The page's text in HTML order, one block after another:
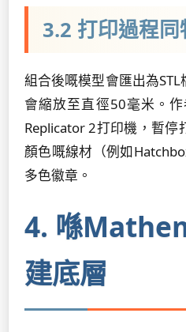
3.2 打印過程
組合後嘅模型會匯出為
會縮放至直徑50毫米。
Replicator 2打印機，暫停
顏色嘅線材（例如
多色徽章。
4. 喺
建底層